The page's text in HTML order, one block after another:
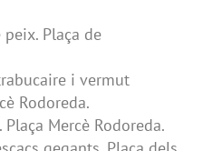
Plaça de
i vermut
Rodoreda.
. Plaça Mercè Rodoreda.